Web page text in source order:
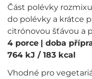
Část polévky
do polévky a krátce
citrónovou šťávou a
4 porce | doba
764 kJ / 183 kcal
Vhodné pro